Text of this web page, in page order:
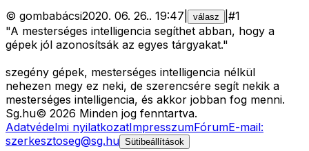
© gombabácsi2020. 06. 26.. 19:47 válasz #1
"A mesterséges intelligencia segíthet abban, hogy a
gépek jól azonosítsák az egyes tárgyakat."
szegény gépek, mesterséges intelligencia nélkül
nehezen megy ez neki, de szerencsére segít nekik a
mesterséges intelligencia, és akkor jobban fog menni.
Sg.hu© 2026 Minden jog fenntartva.
Adatvédelmi nyilatkozatImpresszumFórumE-mail:
szerkesztoseg@sg.hu Sütibeállítások